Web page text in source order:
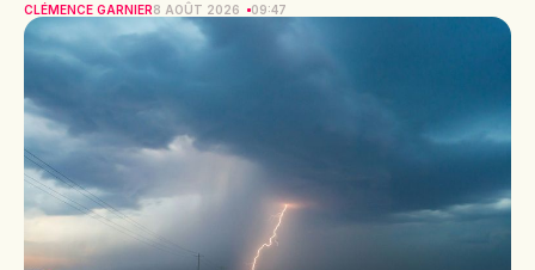
CLÉMENCE GARNIER8 AOÛT 2026 09:47